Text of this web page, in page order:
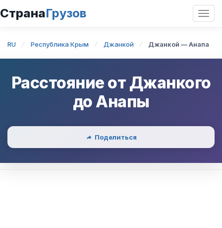
СтранаГрузов
RU Республика Крым Джанкой Джанкой — Анапа
Расстояние от Джанкого
доАнапы
Поделиться